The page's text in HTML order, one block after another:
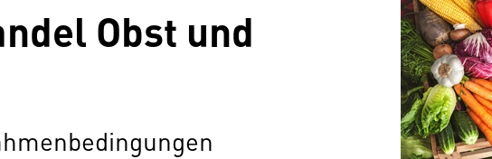
Obst und